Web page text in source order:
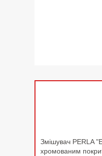
Змішувач PERLA
хромованим